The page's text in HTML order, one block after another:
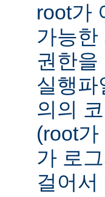
root가
가능한
권한을
실행파
의의
(root
가 로
걸어